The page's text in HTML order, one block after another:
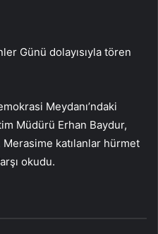
Günü dolayısıyla tören
Meydanı’ndaki
Müdürü Erhan Baydur,
Merasime katılanlar hürmet
okudu.